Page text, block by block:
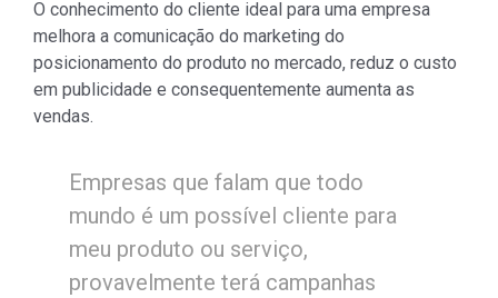
O conhecimento do cliente ideal para uma empresa
melhora a comunicação do marketing do
posicionamento do produto no mercado, reduz o custo
em publicidade e consequentemente aumenta as
vendas.
Empresas que falam que todo
mundo é um possível cliente para
meu produto ou serviço,
provavelmente terá campanhas